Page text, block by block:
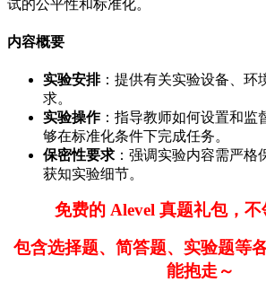
试的公平性和标准化。
内容概要
实验安排：提供有关实验设备、环
求。
实验操作：指导教师如何设置和监
够在标准化条件下完成任务。
保密性要求 ：强调实验内容需严
获知实验细节。
免费的 Alevel 真题礼包，不
包含选择题、简答题、实验题等
能抱走～